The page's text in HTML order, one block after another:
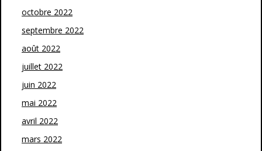
octobre 2022
septembre 2022
août 2022
juillet 2022
juin 2022
mai 2022
avril 2022
mars 2022